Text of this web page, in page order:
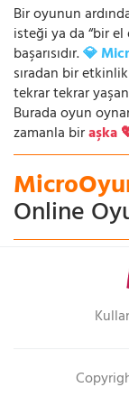
Bir oyunun
isteği ya da “bir
başarısıdır.💎
sıradan bir
tekrar tekrar
Burada oyun
zamanla biraşka
Online